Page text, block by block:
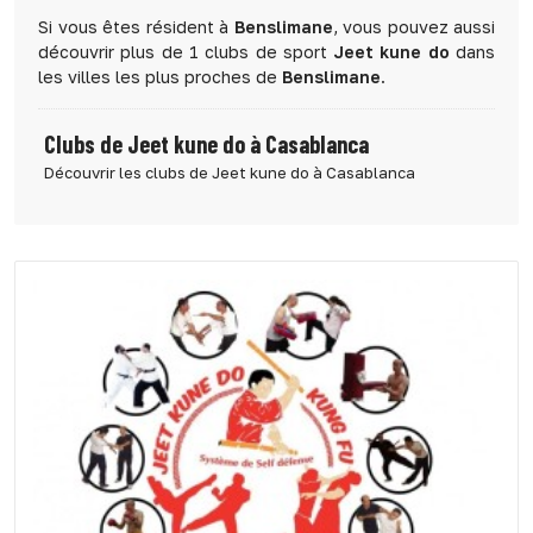
Si vous êtes résident à Benslimane, vous pouvez aussi
découvrir plus de 1 clubs de sport Jeet kune do dans
les villes les plus proches de Benslimane.
Clubs de Jeet kune do à Casablanca
Découvrir les clubs de Jeet kune do à Casablanca